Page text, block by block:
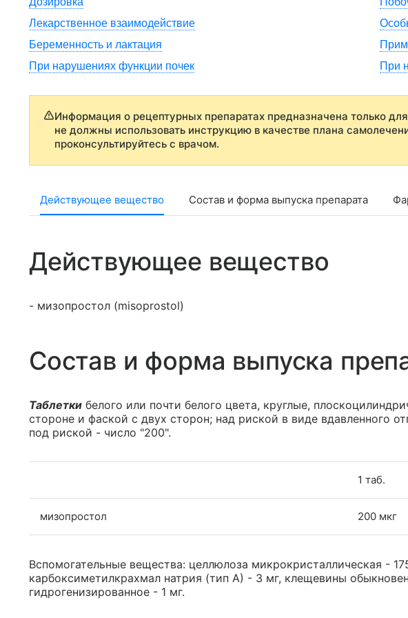
Лекарственное взаимодействие
Беременность и лактация
При нарушениях функции почек
При
Информация о рецептурных препаратах предназначена только
не должны использовать инструкцию в качестве плана
проконсультируйтесь с врачом.
Действующее вещество Состав и форма выпуска препарата
Действующее вещество
- мизопростол (misoprostol)
Состав и форма выпуска
Таблетки белого или почти белого цвета, круглые,
стороне и фаской с двух сторон; над риской в виде вдавленного
под риской - число "200".
1 таб.
мизопростол 200 мкг
Вспомогательные вещества: целлюлоза микрокристаллическая -
карбоксиметилкрахмал натрия (тип А) - 3 мг, клещевины
гидрогенизированное - 1 мг.